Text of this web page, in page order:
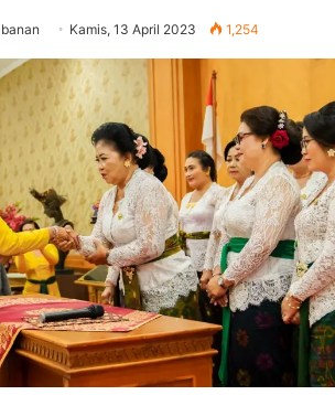
Kamis, 13 April 2023 1,254